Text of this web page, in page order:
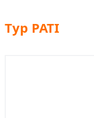
Typ PATI